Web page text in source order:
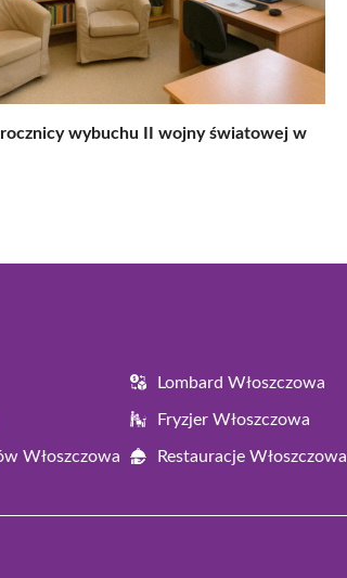
wybuchu II wojny światowej w
Lombard Włoszczowa
Fryzjer Włoszczowa
Włoszczowa Restauracje Włoszczowa